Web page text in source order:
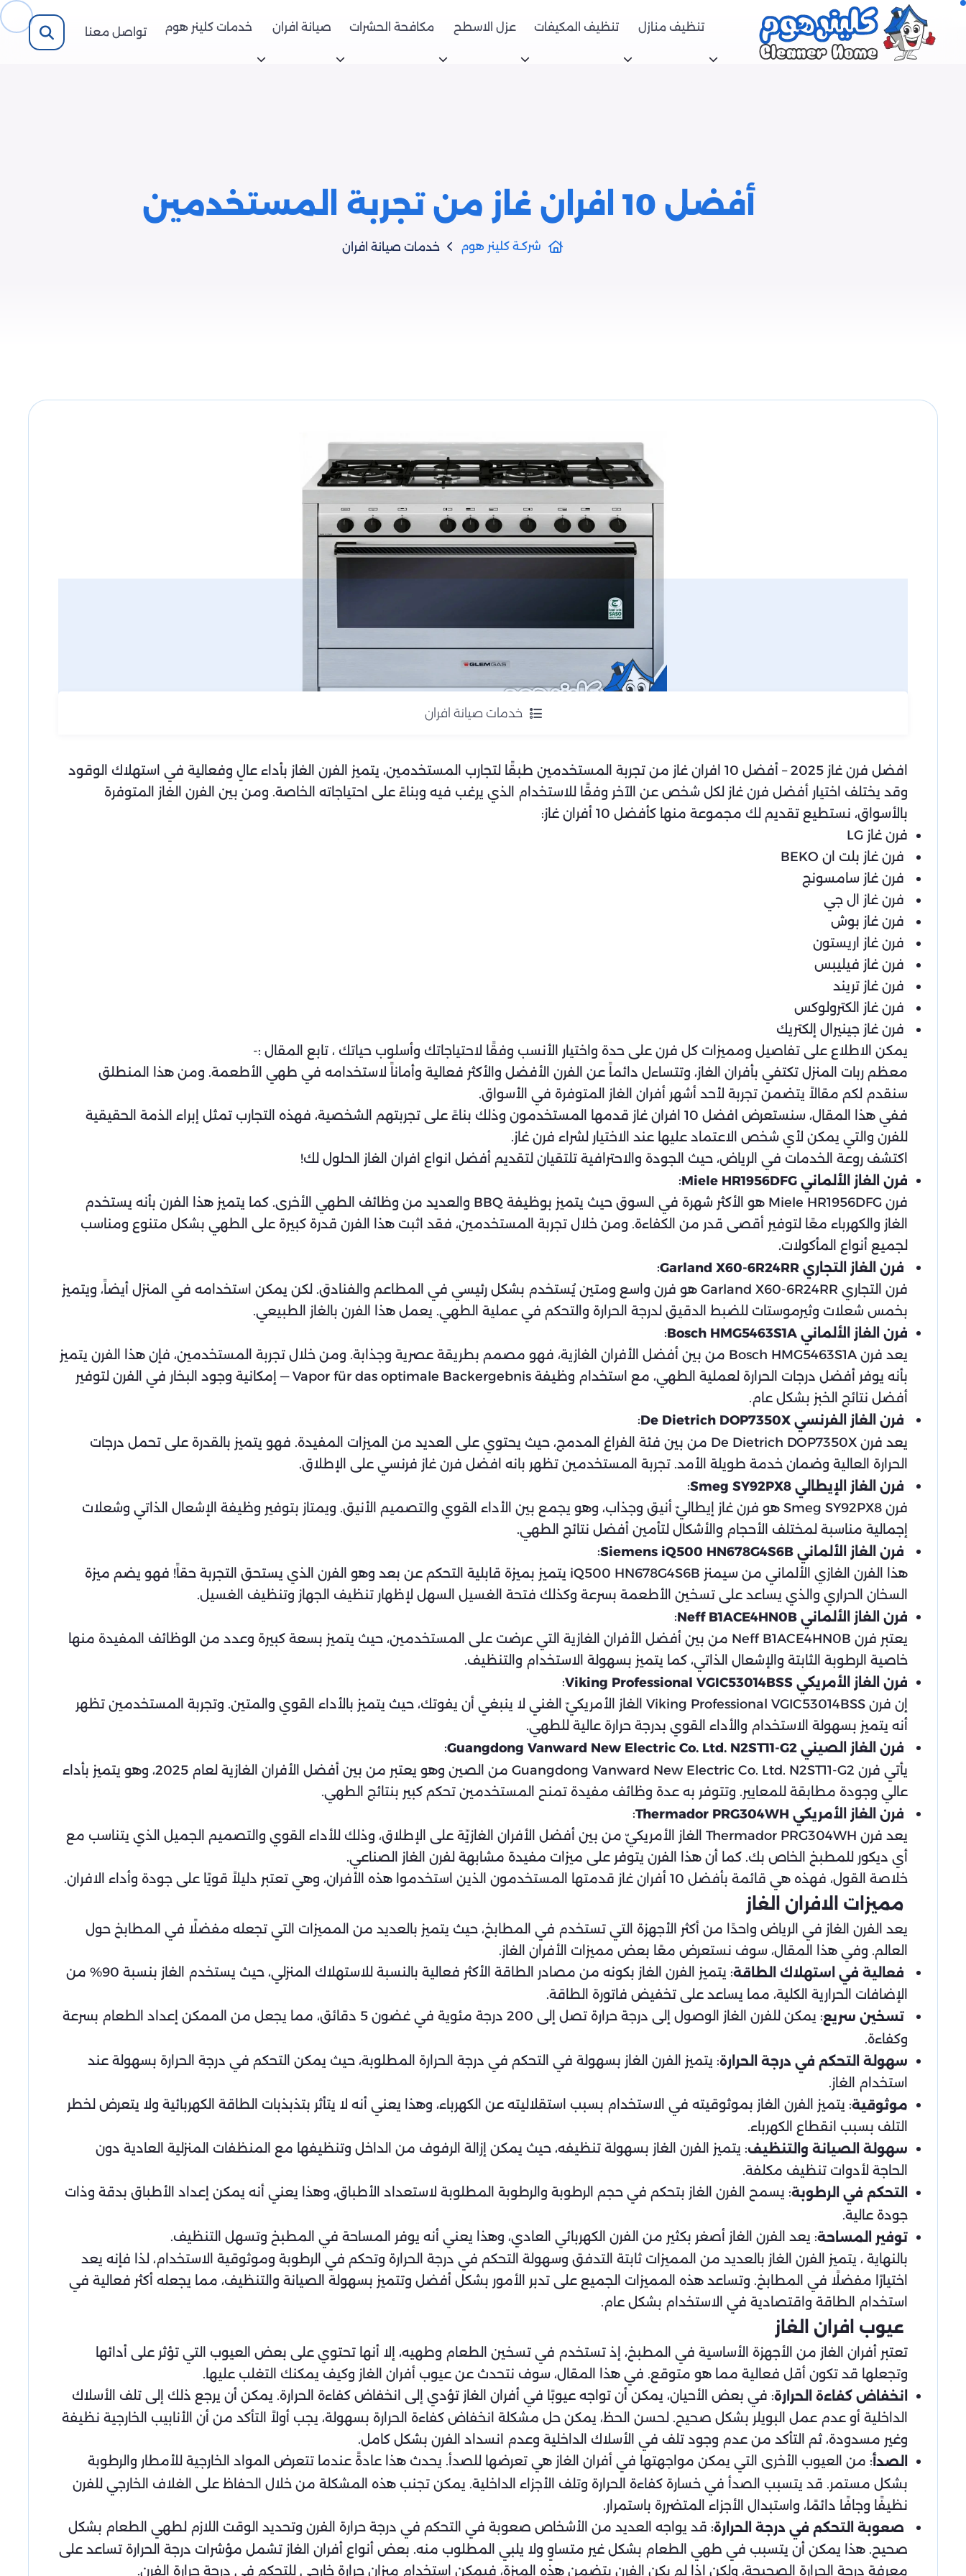
تنظيف منازل تنظيف المكيفات عزل الاسطح مكافحة الحشرات صيانة افران خدمات كلينر هوم تواصل معنا
أفضل 10 افران غاز من تجربة المستخدمين
شركـة كلينر هوم خدمات صيانة افران
خدمات صيانة افران
افضل فرن غاز 2025 – أفضل 10 افران غاز من تجربة المستخدمين طبقًا لتجارب المستخدمين، يتميز الفرن الغاز بأداء عالٍ وفعالية في استهلاك الوقود
وقد يختلف اختيار أفضل فرن غاز لكل شخص عن الآخر وفقًا للاستخدام الذي يرغب فيه وبناءً على احتياجاته الخاصة. ومن بين الفرن الغاز المتوفرة
بالأسواق، نستطيع تقديم لك مجموعة منها كأفضل 10 أفران غاز:
فرن غاز LG
فرن غاز بلت ان BEKO
فرن غاز سامسونج
فرن غاز ال جي
فرن غاز بوش
فرن غاز اريستون
فرن غاز فيليبس
فرن غاز تريند
فرن غاز الكترولوكس
فرن غاز جينيرال إلكتريك
يمكن الاطلاع على تفاصيل ومميزات كل فرن على حدة واختيار الأنسب وفقًا لاحتياجاتك وأسلوب حياتك ، تابع المقال :-
معظم ربات المنزل تكتفي بأفران الغاز، وتتساءل دائماً عن الفرن الأفضل والأكثر فعالية وأماناً لاستخدامه في طهي الأطعمة. ومن هذا المنطلق
سنقدم لكم مقالاً يتضمن تجربة لأحد أشهر أفران الغاز المتوفرة في الأسواق.
ففي هذا المقال، سنستعرض افضل 10 افران غاز قدمها المستخدمون وذلك بناءً على تجربتهم الشخصية، فهذه التجارب تمثل إبراء الذمة الحقيقية
للفرن والتي يمكن لأي شخص الاعتماد عليها عند الاختيار لشراء فرن غاز.
اكتشف روعة الخدمات في الرياض، حيث الجودة والاحترافية تلتقيان لتقديم أفضل انواع افران الغاز الحلول لك!
فرن الغاز الألماني Miele HR1956DFG
:
فرن Miele HR1956DFG هو الأكثر شهرة في السوق حيث يتميز بوظيفة BBQ والعديد من وظائف الطهي الأخرى. كما يتميز هذا الفرن بأنه يستخدم
الغاز والكهرباء معًا لتوفير أقصى قدر من الكفاءة. ومن خلال تجربة المستخدمين، فقد اثبت هذا الفرن قدرة كبيرة على الطهي بشكل متنوع ومناسب
لجميع أنواع المأكولات.
فرن الغاز التجاري Garland X60-6R24RR
:
فرن التجاري Garland X60-6R24RR هو فرن واسع ومتين يُستخدم بشكل رئيسي في المطاعم والفنادق. لكن يمكن استخدامه في المنزل أيضاً، ويتميز
بخمس شعلات وثيرموستات للضبط الدقيق لدرجة الحرارة والتحكم في عملية الطهي. يعمل هذا الفرن بالغاز الطبيعي.
فرن الغاز الألماني Bosch HMG5463S1A
:
يعد فرن Bosch HMG5463S1A من بين أفضل الأفران الغازية، فهو مصمم بطريقة عصرية وجذابة. ومن خلال تجربة المستخدمين، فإن هذا الفرن يتميز
بأنه يوفر أفضل درجات الحرارة لعملية الطهي، مع استخدام وظيفة Vapor für das optimale Backergebnis — إمكانية وجود البخار في الفرن لتوفير
أفضل نتائج الخبز بشكل عام.
فرن الغاز الفرنسي De Dietrich DOP7350X
:
يعد فرن De Dietrich DOP7350X من بين فئة الفراغ المدمج، حيث يحتوي على العديد من الميزات المفيدة. فهو يتميز بالقدرة على تحمل درجات
الحرارة العالية وضمان خدمة طويلة الأمد. تجربة المستخدمين تظهر بانه افضل فرن غاز فرنسي على الإطلاق.
فرن الغاز الإيطالي Smeg SY92PX8
:
فرن Smeg SY92PX8 هو فرن غاز إيطاليّ أنيق وجذاب، وهو يجمع بين الأداء القوي والتصميم الأنيق. ويمتاز بتوفير وظيفة الإشعال الذاتي وشعلات
إجمالية مناسبة لمختلف الأحجام والأشكال لتأمين أفضل نتائج الطهي.
فرن الغاز الألماني Siemens iQ500 HN678G4S6B
:
هذا الفرن الغازي الألماني من سيمنز iQ500 HN678G4S6B يتميز بميزة قابلية التحكم عن بعد وهو الفرن الذي يستحق التجربة حقاً! فهو يضم ميزة
السخان الحراري والذي يساعد على تسخين الأطعمة بسرعة وكذلك فتحة الغسيل السهل لإظهار تنظيف الجهاز وتنظيف الغسيل.
فرن الغاز الألماني Neff B1ACE4HN0B
:
يعتبر فرن Neff B1ACE4HN0B من بين أفضل الأفران الغازية التي عرضت على المستخدمين، حيث يتميز بسعة كبيرة وعدد من الوظائف المفيدة منها
خاصية الرطوبة الثابتة والإشعال الذاتي، كما يتميز بسهولة الاستخدام والتنظيف.
فرن الغاز الأمريكي Viking Professional VGIC53014BSS
:
إن فرن Viking Professional VGIC53014BSS الغاز الأمريكيّ الغني لا ينبغي أن يفوتك، حيث يتميز بالأداء القوي والمتين. وتجربة المستخدمين تظهر
أنه يتميز بسهولة الاستخدام والأداء القوي بدرجة حرارة عالية للطهي.
فرن الغاز الصيني Guangdong Vanward New Electric Co. Ltd. N2ST11-G2
:
يأتي فرن Guangdong Vanward New Electric Co. Ltd. N2ST11-G2 من الصين وهو يعتبر من بين أفضل الأفران الغازية لعام 2025، وهو يتميز بأداء
عالي وجودة مطابقة للمعايير. وتتوفر به عدة وظائف مفيدة تمنح المستخدمين تحكم كبير بنتائج الطهي.
فرن الغاز الأمريكي Thermador PRG304WH
:
يعد فرن Thermador PRG304WH الغاز الأمريكيّ من بين أفضل الأفران الغازيّة على الإطلاق، وذلك للأداء القوي والتصميم الجميل الذي يتناسب مع
أي ديكور للمطبخ الخاص بك. كما أن هذا الفرن يتوفر على ميزات مفيدة مشابهة لفرن الغاز الصناعي.
خلاصة القول، فهذه هي قائمة بأفضل 10 أفران غاز قدمتها المستخدمون الذين استخدموا هذه الأفران، وهي تعتبر دليلاً قويًا على جودة وأداء الافران.
مميزات الافران الغاز
يعد الفرن الغاز في الرياض واحدًا من أكثر الأجهزة التي تستخدم في المطابخ، حيث يتميز بالعديد من المميزات التي تجعله مفضلًا في المطابخ حول
العالم. وفي هذا المقال، سوف نستعرض معًا بعض مميزات الأفران الغاز.
فعالية في استهلاك الطاقة
: يتميز الفرن الغاز بكونه من مصادر الطاقة الأكثر فعالية بالنسبة للاستهلاك المنزلي، حيث يستخدم الغاز بنسبة 90% من
الإضافات الحرارية الكلية، مما يساعد على تخفيض فاتورة الطاقة.
تسخين سريع
: يمكن للفرن الغاز الوصول إلى درجة حرارة تصل إلى 200 درجة مئوية في غضون 5 دقائق، مما يجعل من الممكن إعداد الطعام بسرعة
وكفاءة.
سهولة التحكم في درجة الحرارة: يتميز الفرن الغاز بسهولة في التحكم في درجة الحرارة المطلوبة، حيث يمكن التحكم في درجة الحرارة بسهولة عند
استخدام الغاز.
موثوقية: يتميز الفرن الغاز بموثوقيته في الاستخدام بسبب استقلاليته عن الكهرباء، وهذا يعني أنه لا يتأثر بتذبذبات الطاقة الكهربائية ولا يتعرض لخطر
التلف بسبب انقطاع الكهرباء.
سهولة الصيانة والتنظيف: يتميز الفرن الغاز بسهولة تنظيفه، حيث يمكن إزالة الرفوف من الداخل وتنظيفها مع المنظفات المنزلية العادية دون
الحاجة لأدوات تنظيف مكلفة.
التحكم في الرطوبة: يسمح الفرن الغاز بتحكم في حجم الرطوبة والرطوبة المطلوبة لاستعداد الأطباق، وهذا يعني أنه يمكن إعداد الأطباق بدقة وذات
جودة عالية.
توفير المساحة: يعد الفرن الغاز أصغر بكثير من الفرن الكهربائي العادي، وهذا يعني أنه يوفر المساحة في المطبخ وتسهل التنظيف.
بالنهاية ، يتميز الفرن الغاز بالعديد من المميزات ثابتة التدفق وسهولة التحكم في درجة الحرارة وتحكم في الرطوبة وموثوقية الاستخدام، لذا فإنه يعد
اختيارًا مفضلًا في المطابخ. وتساعد هذه المميزات الجميع على تدبر الأمور بشكل أفضل وتتميز بسهولة الصيانة والتنظيف، مما يجعله أكثر فعالية في
استخدام الطاقة واقتصادية في الاستخدام بشكل عام.
عيوب افران الغاز
تعتبر أفران الغاز من الأجهزة الأساسية في المطبخ، إذ تستخدم في تسخين الطعام وطهيه، إلا أنها تحتوي على بعض العيوب التي تؤثر على أدائها
وتجعلها قد تكون أقل فعالية مما هو متوقع. في هذا المقال، سوف نتحدث عن عيوب أفران الغاز وكيف يمكنك التغلب عليها.
انخفاض كفاءة الحرارة: في بعض الأحيان، يمكن أن تواجه عيوبًا في أفران الغاز تؤدي إلى انخفاض كفاءة الحرارة. يمكن أن يرجع ذلك إلى تلف الأسلاك
الداخلية أو عدم عمل البويلر بشكل صحيح. لحسن الحظ، يمكن حل مشكلة انخفاض كفاءة الحرارة بسهولة، يجب أولاً التأكد من أن الأنابيب الخارجية نظيفة
وغير مسدودة، ثم التأكد من عدم وجود تلف في الأسلاك الداخلية وعدم انسداد الفرن بشكل كامل.
الصدأ: من العيوب الأخرى التي يمكن مواجهتها في أفران الغاز هي تعرضها للصدأ. يحدث هذا عادةً عندما تتعرض المواد الخارجية للأمطار والرطوبة
بشكل مستمر. قد يتسبب الصدأ في خسارة كفاءة الحرارة وتلف الأجزاء الداخلية. يمكن تجنب هذه المشكلة من خلال الحفاظ على الغلاف الخارجي للفرن
نظيفًا وجافًا دائمًا، واستبدال الأجزاء المتضررة باستمرار.
صعوبة التحكم في درجة الحرارة: قد يواجه العديد من الأشخاص صعوبة في التحكم في درجة حرارة الفرن وتحديد الوقت اللازم لطهي الطعام بشكل
صحيح. هذا يمكن أن يتسبب في طهي الطعام بشكل غير متساوٍ ولا يلبي المطلوب منه. بعض أنواع أفران الغاز تشمل مؤشرات درجة الحرارة تساعد على
معرفة درجة الحرارة الصحيحة، ولكن إذا لم يكن الفرن يتضمن هذه الميزة، فيمكن استخدام ميزان حرارة خارجي للتحكم في درجة حرارة الفرن.